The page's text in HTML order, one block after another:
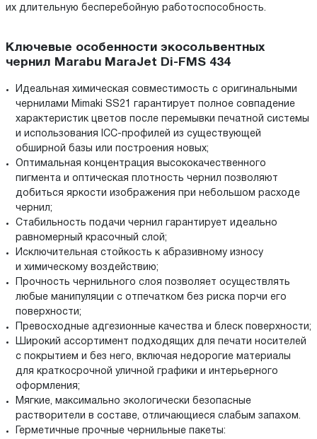
их длительную бесперебойную работоспособность.
Ключевые особенности экосольвентных
чернил Marabu MaraJet Di-FMS 434
Идеальная химическая совместимость с оригинальными
чернилами Mimaki SS21 гарантирует полное совпадение
характеристик цветов после перемывки печатной системы
и использования ICC-профилей из существующей
обширной базы или построения новых;
Оптимальная концентрация высококачественного
пигмента и оптическая плотность чернил позволяют
добиться яркости изображения при небольшом расходе
чернил;
Стабильность подачи чернил гарантирует идеально
равномерный красочный слой;
Исключительная стойкость к абразивному износу
и химическому воздействию;
Прочность чернильного слоя позволяет осуществлять
любые манипуляции с отпечатком без риска порчи его
поверхности;
Превосходные адгезионные качества и блеск поверхности;
Широкий ассортимент подходящих для печати носителей
с покрытием и без него, включая недорогие материалы
для краткосрочной уличной графики и интерьерного
оформления;
Мягкие, максимально экологически безопасные
растворители в составе, отличающиеся слабым запахом.
Герметичные прочные чернильные пакеты: